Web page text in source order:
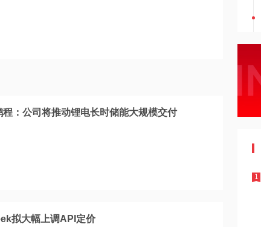
：公司将推动锂电长时储能大规模交付
拟大幅上调API定价
1